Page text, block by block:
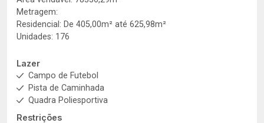
Metragem:
Residencial: De 405,00m² até 625,98m²
Unidades: 176
Lazer
Campo de Futebol
Pista de Caminhada
Quadra Poliesportiva
Restrições